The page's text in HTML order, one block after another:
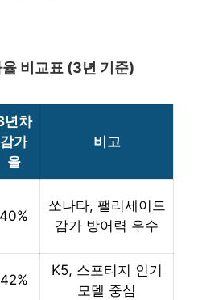
비교표 (3년 기준)
년차
감가
율
비고
40%
쏘나타, 팰리세이드
감가 방어력 우수
42%
K5, 스포티지 인기
모델 중심